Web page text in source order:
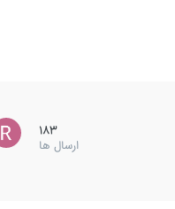
183
ارسال ها